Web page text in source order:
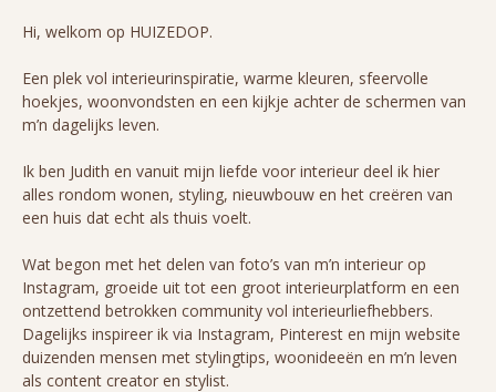
Hi, welkom op HUIZEDOP.
Een plek vol interieurinspiratie, warme kleuren, sfeervolle
hoekjes, woonvondsten en een kijkje achter de schermen van
m’n dagelijks leven.
Ik ben Judith en vanuit mijn liefde voor interieur deel ik hier
alles rondom wonen, styling, nieuwbouw en het creëren van
een huis dat echt als thuis voelt.
Wat begon met het delen van foto’s van m’n interieur op
Instagram, groeide uit tot een groot interieurplatform en een
ontzettend betrokken community vol interieurliefhebbers.
Dagelijks inspireer ik via Instagram, Pinterest en mijn website
duizenden mensen met stylingtips, woonideeën en m’n leven
als content creator en stylist.